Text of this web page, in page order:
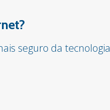
seguro da tecnologia